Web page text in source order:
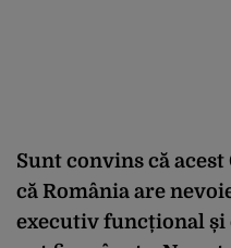
Sunt convins că
că România are
executiv funcțional și